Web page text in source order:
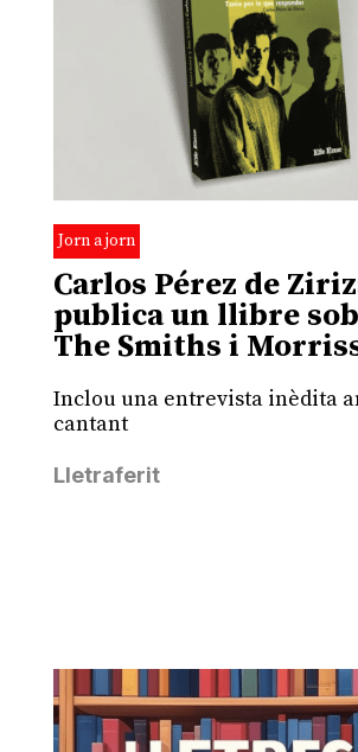
Jorn a jorn
Carlos Pérez de
publica un llibre
The Smiths i
Inclou una entrevista inèdita
cantant
Lletraferit